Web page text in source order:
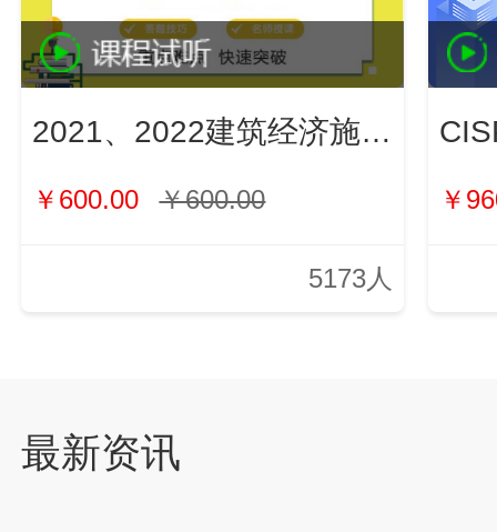
2021、2022建筑经济施工与管理（新）
￥600.00 ￥600.00
5173人
￥
最新资讯